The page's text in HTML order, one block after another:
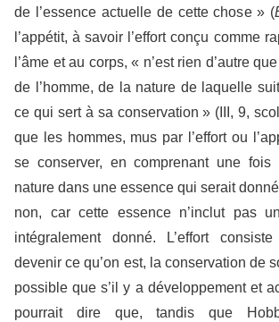
de l’essence actuelle de cette chose » (
l’appétit, à savoir l’effort conçu comme
l’âme et au corps, « n’est rien d’autre
de l’homme, de la nature de laquelle
ce qui sert à sa conservation » (III, 9,
que les hommes, mus par l’effort ou
se conserver, en comprenant une fois
nature dans une essence qui serait
non, car cette essence n’inclut pas
intégralement donné. L’effort
devenir ce qu’on est, la conservation de
possible que s’il y a développement et
pourrait dire que, tandis que